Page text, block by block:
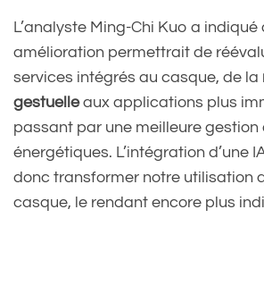
L’analyste Ming-Chi Kuo a
amélioration permettrait de
services intégrés au casque, de la
gestuelleaux applications plus
passant par une meilleure gestion
énergétiques. L’intégration d’une
donc transformer notre utilisation
casque, le rendant encore plus